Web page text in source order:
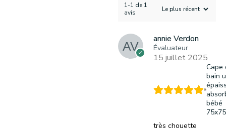
1-1 de 1
avis
annie Verdon
Évaluateur
15 juillet 2025
Cape
bain
bébé
très chouette